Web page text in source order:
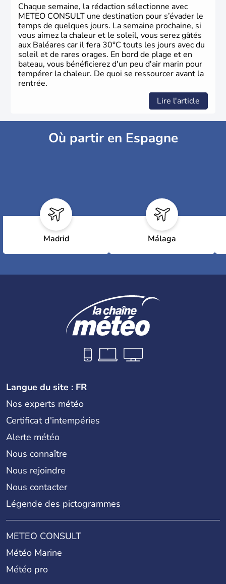
Chaque semaine, la rédaction sélectionne avec
METEO CONSULT une destination pour s’évader le
temps de quelques jours. La semaine prochaine, si
vous aimez la chaleur et le soleil, vous serez gâtés
aux Baléares car il fera 30°C touts les jours avec du
soleil et de rares orages. En bord de plage et en
bateau, vous bénéficierez d'un peu d'air marin pour
tempérer la chaleur. De quoi se ressourcer avant la
rentrée.
Lire l'article
Où partir en Espagne
Madrid Málaga
Langue du site : FR
Nos experts météo
Certificat d'intempéries
Alerte météo
Nous connaître
Nous rejoindre
Nous contacter
Légende des pictogrammes
METEO CONSULT
Météo Marine
Météo pro